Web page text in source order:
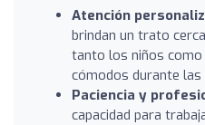
Atención
brindan un trato
tanto los niños
cómodos durante las
Paciencia y
capacidad para